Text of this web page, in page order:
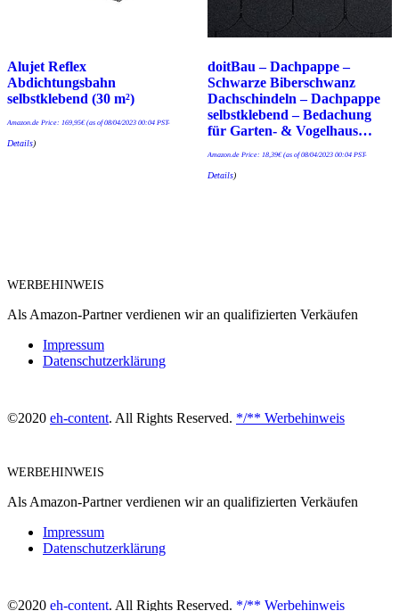
Alujet Reflex
Abdichtungsbahn
selbstklebend (30 m²)
Amazon.de Price: 169,95€(as of 08/04/2023 00:04 PST-
Details)
doitBau – Dachpappe –
Schwarze Biberschwanz
Dachschindeln – Dachpappe
selbstklebend – Bedachung
für Garten- & Vogelhaus…
Amazon.de Price: 18,39€(as of 08/04/2023 00:04 PST-
Details)
WERBEHINWEIS
Als Amazon-Partner verdienen wir an qualifizierten Verkäufen
Impressum
Datenschutzerklärung
©2020 eh-content. All Rights Reserved. */** Werbehinweis
WERBEHINWEIS
Als Amazon-Partner verdienen wir an qualifizierten Verkäufen
Impressum
Datenschutzerklärung
©2020 eh-content. All Rights Reserved. */** Werbehinweis